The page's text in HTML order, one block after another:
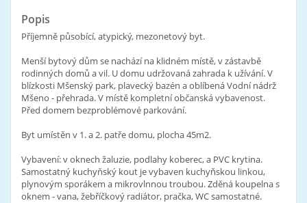
Popis
Příjemně působící, atypický, mezonetový byt.
Menší bytový dům se nachází na klidném místě, v zástavbě
rodinných domů a vil. U domu udržovaná zahrada k užívání. V
blízkosti Mšenský park, plavecký bazén a oblíbená Vodní nádrž
Mšeno - přehrada. V místě kompletní občanská vybavenost.
Před domem bezproblémové parkování.
Byt umístěn v 1. a 2. patře domu, plocha 45m2.
Vybavení: v oknech žaluzie, podlahy koberec, a PVC krytina.
Samostatný kuchyňský kout je vybaven kuchyňskou linkou,
plynovým sporákem a mikrovlnnou troubou. Zděná koupelna s
oknem - vana, žebříčkový radiátor, pračka, WC samostatné.